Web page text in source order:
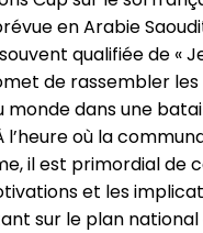
en Arabie
qualifiée de «
de rassembler
dans une
l’heure où la
il est primordial de
et les
sur le plan national